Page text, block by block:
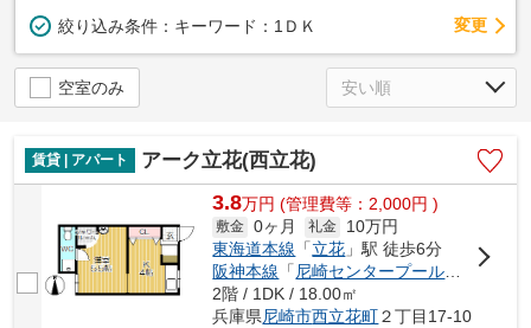
絞り込み条件： キーワード：1ＤＫ 変更
空室のみ
賃貸 | アパート アーク立花(西立花)
3.8万円 (管理費等：2,000円 )
敷金 0ヶ月 礼金
10万円
東海道本線 「立花 」駅 徒歩6分
阪神本線 「尼崎センタープール前
」駅 徒
2階 / 1DK / 18.00㎡
兵庫県尼崎市西立花町２丁目17-10